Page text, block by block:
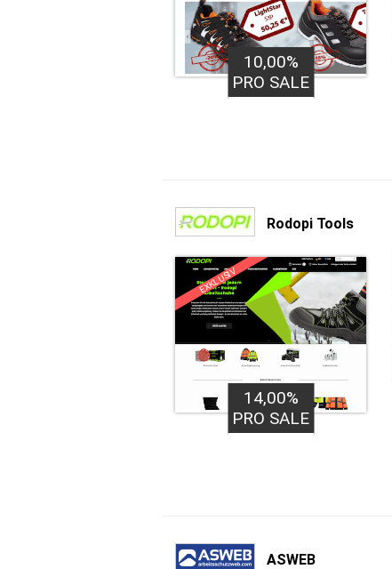
10,00%
PRO SALE
Rodopi Tools
EXKLUSIV
14,00%
PRO SALE
ASWEB